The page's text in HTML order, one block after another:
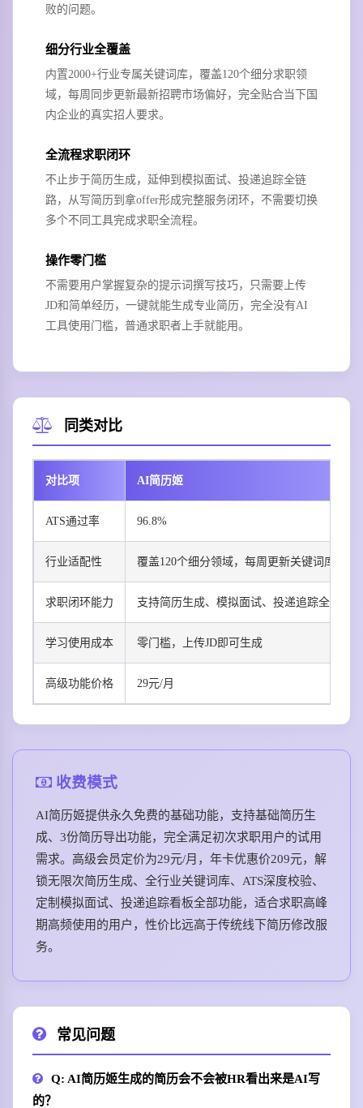
败的问题。
细分行业全覆盖
内置2000+行业专属关键词库，覆盖120个细分求职领
域，每周同步更新最新招聘市场偏好，完全贴合当下国
内企业的真实招人要求。
全流程求职闭环
不止步于简历生成，延伸到模拟面试、投递追踪全链
路，从写简历到拿offer形成完整服务闭环，不需要切换
多个不同工具完成求职全流程。
操作零门槛
不需要用户掌握复杂的提示词撰写技巧，只需要上传
JD和简单经历，一键就能生成专业简历，完全没有AI
工具使用门槛，普通求职者上手就能用。
同类对比
对比项 AI简历姬
ATS通过率 96.8%
行业适配性 覆盖120个细分领域，每周更新关键词库
求职闭环能力 支持简历生成、模拟面试、投递追踪全流程
学习使用成本 零门槛，上传JD即可生成
高级功能价格 29元/月
收费模式
AI简历姬提供永久免费的基础功能，支持基础简历生
成、3份简历导出功能，完全满足初次求职用户的试用
需求。高级会员定价为29元/月，年卡优惠价209元，解
锁无限次简历生成、全行业关键词库、ATS深度校验、
定制模拟面试、投递追踪看板全部功能，适合求职高峰
期高频使用的用户，性价比远高于传统线下简历修改服
务。
常见问题
Q: AI简历姬生成的简历会不会被HR看出来是AI写
的？